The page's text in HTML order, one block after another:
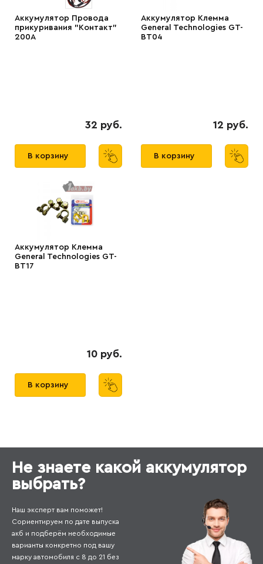
Аккумулятор Провода
прикуривания "Контакт"
200А
32 руб.
В корзину
Аккумулятор Клемма
General Technologies GT-
BT04
12 руб.
В корзину
Аккумулятор Клемма
General Technologies GT-
BT17
10 руб.
В корзину
Не знаете какой аккумулятор
выбрать?
Наш эксперт вам поможет!
Сориентируем по дате выпуска
акб и подберём необходимые
варианты конкретно под вашу
марку автомобиля с 8 до 21 без